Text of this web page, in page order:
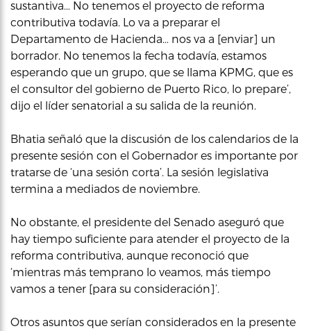
sustantiva… No tenemos el proyecto de reforma
contributiva todavía. Lo va a preparar el
Departamento de Hacienda… nos va a [enviar] un
borrador. No tenemos la fecha todavía, estamos
esperando que un grupo, que se llama KPMG, que es
el consultor del gobierno de Puerto Rico, lo prepare’,
dijo el líder senatorial a su salida de la reunión.
Bhatia señaló que la discusión de los calendarios de la
presente sesión con el Gobernador es importante por
tratarse de ‘una sesión corta’. La sesión legislativa
termina a mediados de noviembre.
No obstante, el presidente del Senado aseguró que
hay tiempo suficiente para atender el proyecto de la
reforma contributiva, aunque reconoció que
‘mientras más temprano lo veamos, más tiempo
vamos a tener [para su consideración]’.
Otros asuntos que serían considerados en la presente